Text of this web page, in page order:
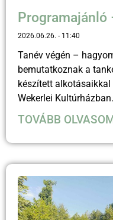
2026.06.26. 11:40
Tanév végén –
bemutatkoznak a
készített
Wekerlei
TOVÁBB